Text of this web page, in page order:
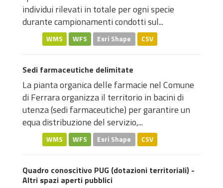
individui rilevati in totale per ogni specie
durante campionamenti condotti sul...
WMS WFS Esri Shape CSV
Sedi farmaceutiche delimitate
La pianta organica delle farmacie nel Comune
di Ferrara organizza il territorio in bacini di
utenza (sedi farmaceutiche) per garantire un
equa distribuzione del servizio,...
WMS WFS Esri Shape CSV
Quadro conoscitivo PUG (dotazioni territoriali) -
Altri spazi aperti pubblici